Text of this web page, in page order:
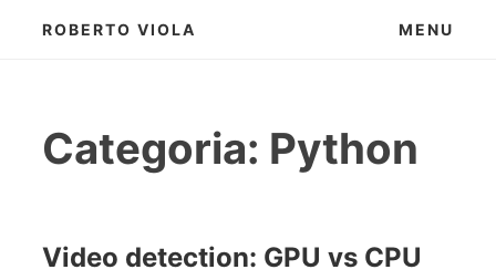
ROBERTO VIOLA MENU
Categoria: Python
Video detection: GPU vs CPU